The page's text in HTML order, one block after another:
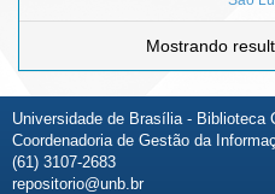
Mostrando
Universidade de Brasília - Biblioteca
Coordenadoria de Gestão da
(61) 3107-2683
repositorio@unb.br